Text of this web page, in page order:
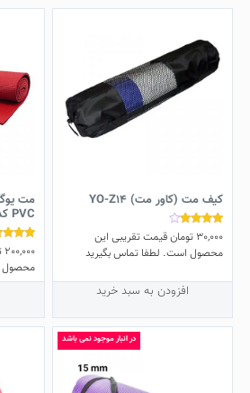
کیف مت (کاور مت) YO-Z14
نمره
3.86
از 5
30,000 تومانقیمت تقریبی این
محصول است. لطفا تماس بگیرید
افزودن به سبد خرید
PVC کد YO-M04
نمره
4.50
از 5
200,000
محصول
در انبار موجود نمی باشد